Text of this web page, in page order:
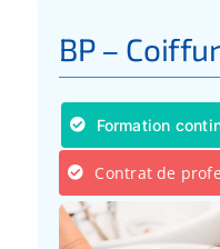
BP –
Formation
Contrat de